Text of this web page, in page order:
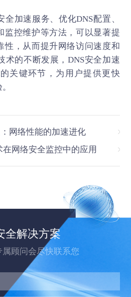
全加速服务、优化DNS配置、
监控维护等方法，可以显著提
性，从而提升网络访问速度和
术的不断发展，DNS安全加速
关键环节，为用户提供更快
网络性能的加速进化
网络安全监控中的应用
全解决方案
顾问会尽快联系您